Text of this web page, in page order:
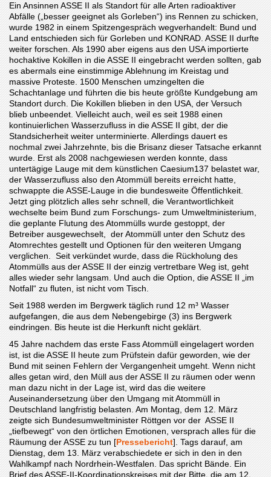
Ein Ansinnen ASSE II als Standort für alle Arten radioaktiver
Abfälle („besser geeignet als Gorleben“) ins Rennen zu schicken,
wurde 1982 in einem Spitzengespräch wegverhandelt: Bund und
Land entschieden sich für Gorleben und KONRAD. ASSE II durfte
weiter forschen. Als 1990 aber eigens aus den USA importierte
hochaktive Kokillen in die ASSE II eingebracht werden sollten, gab
es abermals eine einstimmige Ablehnung im Kreistag und
massive Proteste. 1500 Menschen umzingelten die
Schachtanlage und führten die bis heute größte Kundgebung am
Standort durch. Die Kokillen blieben in den USA, der Versuch
blieb unbeendet. Vielleicht auch, weil es seit 1988 einen
kontinuierlichen Wasserzufluss in die ASSE II gibt, der die
Standsicherheit weiter unterminierte. Allerdings dauert es
nochmal zwei Jahrzehnte, bis die Brisanz dieser Tatsache erkannt
wurde. Erst als 2008 nachgewiesen werden konnte, dass
untertägige Lauge mit dem künstlichen Caesium137 belastet war,
der Wasserzufluss also den Atommüll bereits erreicht hatte,
schwappte die ASSE-Lauge in die bundesweite Öffentlichkeit.
Jetzt ging plötzlich alles sehr schnell, die Verantwortlichkeit
wechselte beim Bund zum Forschungs- zum Umweltministerium,
die geplante Flutung des Atommülls wurde gestoppt, der
Betreiber ausgewechselt, der Atommüll unter den Schutz des
Atomrechtes gestellt und Optionen für den weiteren Umgang
verglichen. Seit verkündet wurde, dass die Rückholung des
Atommülls aus der ASSE II der einzig vertretbare Weg ist, geht
alles wieder sehr langsam. Und auch die Option, die ASSE II „im
Notfall“ zu fluten, ist nicht vom Tisch.
Seit 1988 werden im Bergwerk täglich rund 12 m³ Wasser
aufgefangen, die aus dem Nebengebirge (3) ins Bergwerk
eindringen. Bis heute ist die Herkunft nicht geklärt.
45 Jahre nachdem das erste Fass Atommüll eingelagert worden
ist, ist die ASSE II heute zum Prüfstein dafür geworden, wie der
Bund mit seinen Fehlern der Vergangenheit umgeht. Wenn nicht
alles getan wird, den Müll aus der ASSE II zu räumen oder wenn
man dazu nicht in der Lage ist, wird das die weitere
Auseinandersetzung über den Umgang mit Atommüll in
Deutschland langfristig belasten. Am Montag, dem 12. März
zeigte sich Bundesumweltminister Röttgen vor der ASSE II
„tiefbewegt“ von den örtlichen Emotionen, versprach alles für die
Räumung der ASSE zu tun [Pressebericht]. Tags darauf, am
Dienstag, dem 13. März verabschiedete er sich in den in den
Wahlkampf nach Nordrhein-Westfalen. Das spricht Bände. Ein
Brief des ASSE-II-Koordinationskreises mit der Bitte, die am 12.